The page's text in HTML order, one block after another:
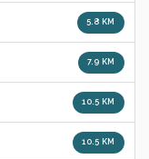
5.8 KM
7.9 KM
10.5 KM
10.5 KM